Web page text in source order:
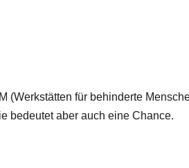
(Werkstätten für behinderte
bedeutet aber auch eine Chance.